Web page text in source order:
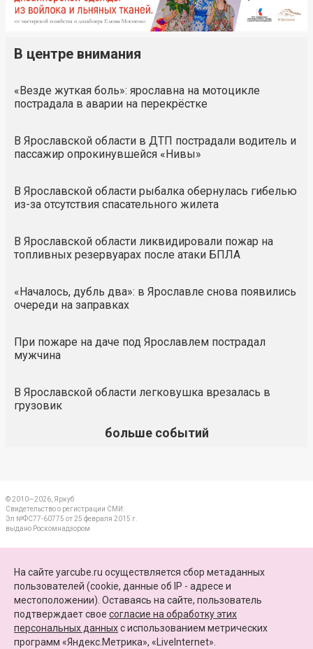
В центре внимания
«Везде жуткая боль»: ярославна на мотоцикле
пострадала в аварии на перекрёстке
В Ярославской области в ДТП пострадали водитель и
пассажир опрокинувшейся «Нивы»
В Ярославской области рыбалка обернулась гибелью
из-за отсутствия спасательного жилета
В Ярославской области ликвидировали пожар на
топливных резервуарах после атаки БПЛА
«Началось, дубль два»: в Ярославле снова появились
очереди на заправках
При пожаре на даче под Ярославлем пострадал
мужчина
В Ярославской области легковушка врезалась в
грузовик
больше событий
© 2010—2026, Яркуб
Свидетельство о регистрации СМИ:
Эл №ФС77-60775 от 25 февраля 2015 г.
выдано Роскомнадзором
ПАРТНЕРЫ
КАРТА САЙТА
+7 (4852) 64-15-52
На сайте yarcube.ru осуществляется сбор метаданных
пользователей (cookie, данные об IP - адресе и
местоположении). Оставаясь на сайте, пользователь
подтверждает свое согласие на обработку этих
персональных данныхc использованием метрических
программ «Яндекс.Метрика», «LiveInternet».